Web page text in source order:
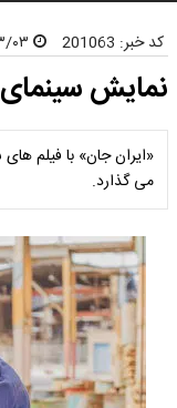
کد خبر: 201063
نمایش
«ایران جان» با فیلم
می گذارد.